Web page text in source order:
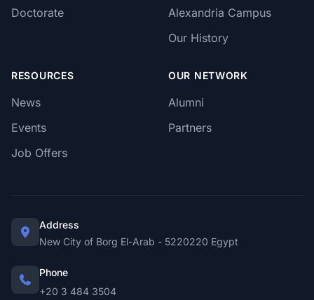
Doctorate
Alexandria Campus
Our History
RESOURCES
News
Events
Job Offers
OUR NETWORK
Alumni
Partners
Address
New City of Borg El-Arab - 5220220 Egypt
Phone
+20 3 484 3504